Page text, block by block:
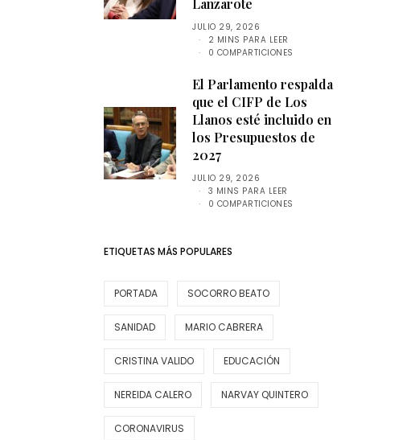
Lanzarote
JULIO 29, 2026
2 MINS PARA LEER
0 COMPARTICIONES
El Parlamento respalda
que el CIFP de Los
Llanos esté incluido en
los Presupuestos de
2027
JULIO 29, 2026
3 MINS PARA LEER
0 COMPARTICIONES
ETIQUETAS MÁS POPULARES
PORTADA SOCORRO BEATO
SANIDAD MARIO CABRERA
CRISTINA VALIDO EDUCACIÓN
NEREIDA CALERO NARVAY QUINTERO
CORONAVIRUS